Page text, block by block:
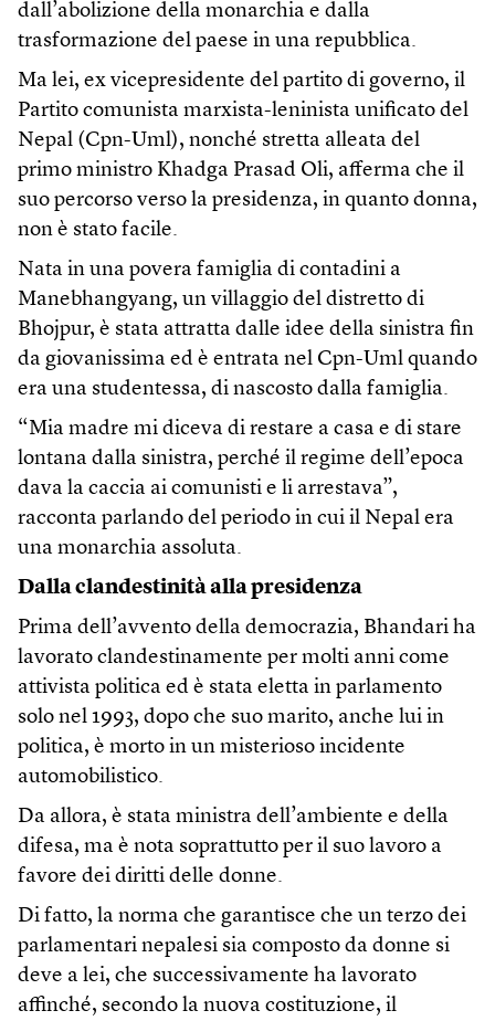
dall’abolizione della monarchia e dalla
trasformazione del paese in una repubblica.
Ma lei, ex vicepresidente del partito di governo, il
Partito comunista marxista-leninista unificato del
Nepal (Cpn-Uml), nonché stretta alleata del
primo ministro Khadga Prasad Oli, afferma che il
suo percorso verso la presidenza, in quanto donna,
non è stato facile.
Nata in una povera famiglia di contadini a
Manebhangyang, un villaggio del distretto di
Bhojpur, è stata attratta dalle idee della sinistra fin
da giovanissima ed è entrata nel Cpn-Uml quando
era una studentessa, di nascosto dalla famiglia.
“Mia madre mi diceva di restare a casa e di stare
lontana dalla sinistra, perché il regime dell’epoca
dava la caccia ai comunisti e li arrestava”,
racconta parlando del periodo in cui il Nepal era
una monarchia assoluta.
Dalla clandestinità alla presidenza
Prima dell’avvento della democrazia, Bhandari ha
lavorato clandestinamente per molti anni come
attivista politica ed è stata eletta in parlamento
solo nel 1993, dopo che suo marito, anche lui in
politica, è morto in un misterioso incidente
automobilistico.
Da allora, è stata ministra dell’ambiente e della
difesa, ma è nota soprattutto per il suo lavoro a
favore dei diritti delle donne.
Di fatto, la norma che garantisce che un terzo dei
parlamentari nepalesi sia composto da donne si
deve a lei, che successivamente ha lavorato
affinché, secondo la nuova costituzione, il